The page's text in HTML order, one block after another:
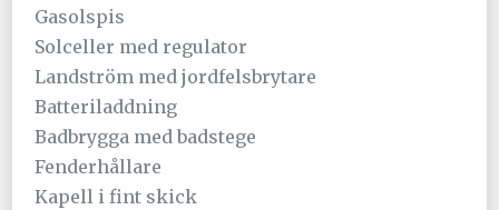
Gasolspis
Solceller med regulator
Landström med jordfelsbrytare
Batteriladdning
Badbrygga med badstege
Fenderhållare
Kapell i fint skick